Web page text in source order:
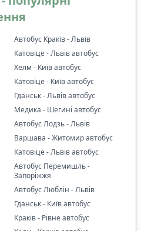
вибір маршруту
улюбленцями
автобус
для ніг
0
вода
Автобус Краків - Львів
Катовіце - Львів автобус
Хелм - Київ автобус
Катовіце - Київ автобус
Гданськ - Львів автобус
Медика - Шегині автобус
Автобус Лодзь - Львів
Варшава - Житомир автобус
Катовіце - Львів автобус
Автобус Перемишль -
Запоріжжя
Автобус Люблін - Львів
Гданськ - Київ автобус
Краків - Рівне автобус